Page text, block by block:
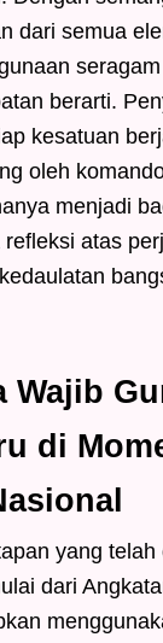
dari semua
berarti.
kesatuan
oleh
menjadi
atas
Wajib
di
yang telah
dari